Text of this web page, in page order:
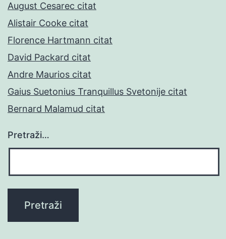
August Cesarec citat
Alistair Cooke citat
Florence Hartmann citat
David Packard citat
Andre Maurios citat
Gaius Suetonius Tranquillus Svetonije citat
Bernard Malamud citat
Pretraži…